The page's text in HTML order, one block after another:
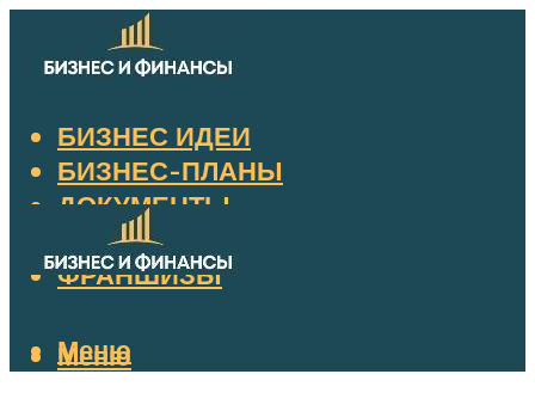
БИЗНЕС ИДЕИ
БИЗНЕС-ПЛАНЫ
ДОКУМЕНТЫ
НАЛОГИ
ФРАНШИЗЫ
Меню
Меню